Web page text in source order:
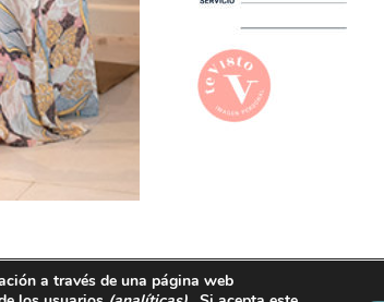
ralguacil@tevisto.com
a través de una página web